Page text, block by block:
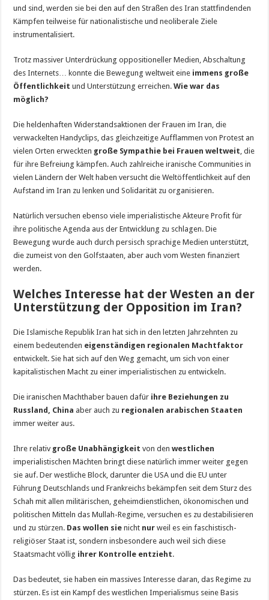
und sind, werden sie bei den auf den Straßen des Iran stattfindenden
Kämpfen teilweise für nationalistische und neoliberale Ziele
instrumentalisiert.
Trotz massiver Unterdrückung oppositioneller Medien, Abschaltung
des Internets… konnte die Bewegung weltweit eine immens große
Öffentlichkeit und Unterstützung erreichen.Wie war das
möglich?
Die heldenhaften Widerstandsaktionen der Frauen im Iran, die
verwackelten Handyclips, das gleichzeitige Aufflammen von Protest an
vielen Orten erweckten große Sympathie bei Frauen weltweit , die
für ihre Befreiung kämpfen. Auch zahlreiche iranische Communities in
vielen Ländern der Welt haben versucht die Weltöffentlichkeit auf den
Aufstand im Iran zu lenken und Solidarität zu organisieren.
Natürlich versuchen ebenso viele imperialistische Akteure Profit für
ihre politische Agenda aus der Entwicklung zu schlagen. Die
Bewegung wurde auch durch persisch sprachige Medien unterstützt,
die zumeist von den Golfstaaten, aber auch vom Westen finanziert
werden.
Welches Interesse hat der Westen an der
Unterstützung der Opposition im Iran?
Die Islamische Republik Iran hat sich in den letzten Jahrzehnten zu
einem bedeutenden eigenständigen regionalen Machtfaktor
entwickelt. Sie hat sich auf den Weg gemacht, um sich von einer
kapitalistischen Macht zu einer imperialistischen zu entwickeln.
Die iranischen Machthaber bauen dafür ihre Beziehungen zu
Russland, China aber auch zu regionalen arabischen Staaten
immer weiter aus.
Ihre relativ große Unabhängigkeit von denwestlichen
imperialistischen Mächten bringt diese natürlich immer weiter gegen
sie auf. Der westliche Block, darunter die USA und die EU unter
Führung Deutschlands und Frankreichs bekämpfen seit dem Sturz des
Schah mit allen militärischen, geheimdienstlichen, ökonomischen und
politischen Mitteln das Mullah-Regime, versuchen es zu destabilisieren
und zu stürzen. Das wollen sienicht nurweil es ein faschistisch-
religiöser Staat ist, sondern insbesondere auch weil sich diese
Staatsmacht völlig ihrer Kontrolle entzieht.
Das bedeutet, sie haben ein massives Interesse daran, das Regime zu
stürzen. Es ist ein Kampf des westlichen Imperialismus seine Basis